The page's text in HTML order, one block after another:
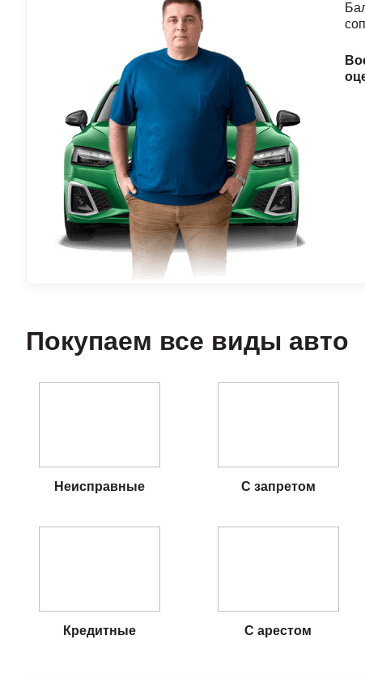
Покупаем все виды авто
Неисправные С запретом
Кредитные С арестом